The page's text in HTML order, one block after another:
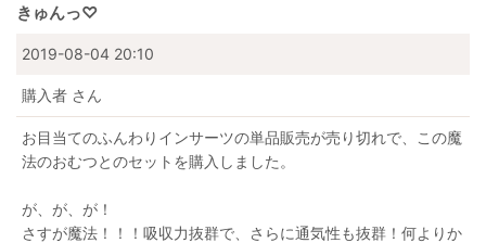
きゅんっ♡
2019-08-04 20:10
購入者 さん
お目当てのふんわりインサーツの単品販売が売り切れで、この魔
法のおむつとのセットを購入しました。
が、が、が！
さすが魔法！！！吸収力抜群で、さらに通気性も抜群！何よりか